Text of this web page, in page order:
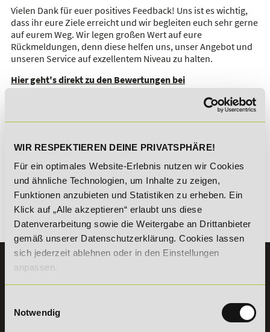
WIR RESPEKTIEREN DEINE PRIVATSPHÄRE!
Für ein optimales Website-Erlebnis nutzen wir Cookies
und ähnliche Technologien, um Inhalte zu zeigen,
Funktionen anzubieten und Statistiken zu erheben. Ein
Klick auf „Alle akzeptieren“ erlaubt uns diese
Datenverarbeitung sowie die Weitergabe an Drittanbieter
gemäß unserer Datenschutzerklärung. Cookies lassen
sich jederzeit ablehnen oder in den Einstellungen
anpassen.
Notwendig
Vielen Dank für euer positives Feedback! Uns ist es wichtig,
dass ihr eure Ziele erreicht und wir begleiten euch sehr gerne
auf eurem Weg. Wir legen großen Wert auf eure
Rückmeldungen, denn diese helfen uns, unser Angebot und
unseren Service auf exzellentem Niveau zu halten.
Hier geht's direkt zu den Bewertungen bei
FernstudiumDirekt
Zurück
KONTAKT
07191 - 22986 - 0
+49 (0) 7191 9513203